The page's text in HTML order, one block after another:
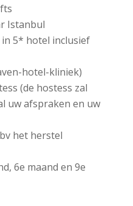
Istanbul
5* hotel inclusief
hotel-kliniek)
(de hostess zal
uw afspraken en uw
het herstel
6e maand en 9e